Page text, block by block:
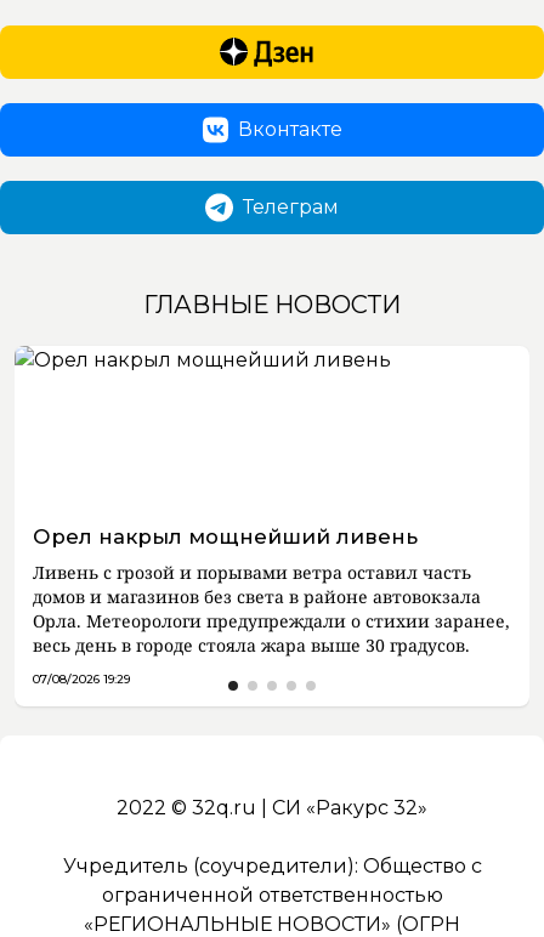
Вконтакте
Телеграм
ГЛАВНЫЕ НОВОСТИ
Орел накрыл мощнейший ливень
Ливень с грозой и порывами ветра оставил часть
домов и магазинов без света в районе автовокзала
Орла. Метеорологи предупреждали о стихии заранее,
весь день в городе стояла жара выше 30 градусов.
07/08/2026 19:29
2022 © 32q.ru | СИ «Ракурс 32»
Учредитель (соучредители): Общество с
ограниченной ответственностью
«РЕГИОНАЛЬНЫЕ НОВОСТИ» (ОГРН